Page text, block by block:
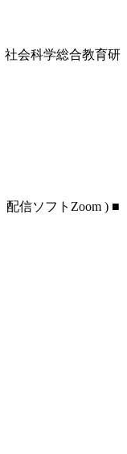
社会科学総合教育研
信ソフトZoom ) ■